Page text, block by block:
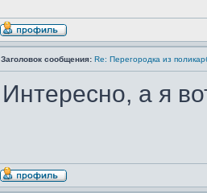
Заголовок сообщения: Re: Перегородка из
Интересно, а я